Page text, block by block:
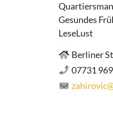
Gesundes
LeseLust
Berliner
07731